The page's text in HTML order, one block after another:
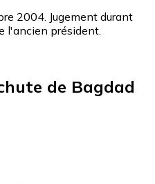
2004. Jugement durant
l'ancien président.
de Bagdad